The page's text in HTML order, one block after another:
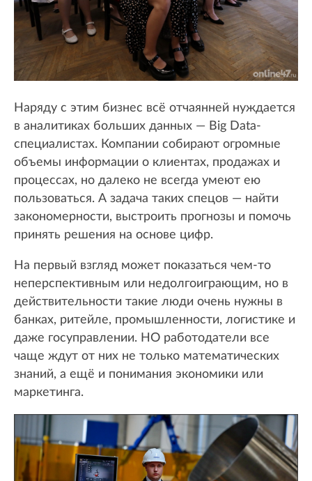
Наряду с этим бизнес всё отчаянней нуждается
в аналитиках больших данных — Big Data-
специалистах. Компании собирают огромные
объемы информации о клиентах, продажах и
процессах, но далеко не всегда умеют ею
пользоваться. А задача таких спецов — найти
закономерности, выстроить прогнозы и помочь
принять решения на основе цифр.
На первый взгляд может показаться чем-то
неперспективным или недолгоиграющим, но в
действительности такие люди очень нужны в
банках, ритейле, промышленности, логистике и
даже госуправлении. НО работодатели все
чаще ждут от них не только математических
знаний, а ещё и понимания экономики или
маркетинга.